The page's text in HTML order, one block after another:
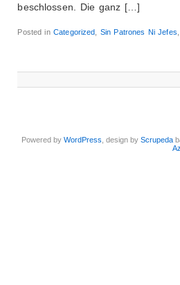
beschlossen. Die ganz […]
Posted inCategorized Sin Patrones Ni Jefes
Powered byWordPress , design byScrupeda